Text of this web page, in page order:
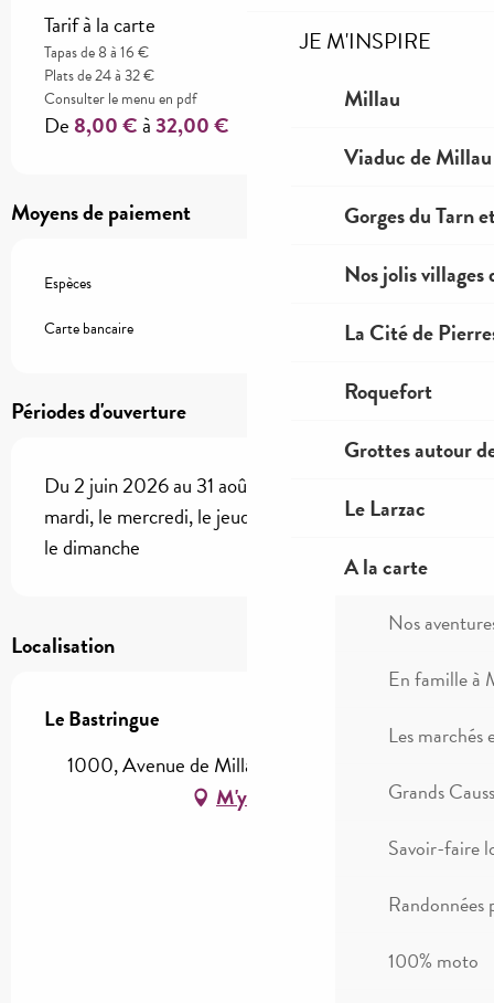
JE M'INSPIRE
Millau
Viaduc de Millau
Gorges du Tarn
Nos jolis villages
La Cité de
Roquefort
Grottes autour
Le Larzac
A la carte
Nos
En famille à
Les marchés
Grands
Savoir-faire
Randonnées
100% moto
Tarif à la carte
Tapas de 8 à 16 €
Plats de 24 à 32 €
Consulter le menu en pdf
De 8,00 €à32,00 €
Moyens de paiement
Espèces
Carte bancaire
Périodes d'ouverture
Du 2 juin 2026 au 31 août 2026 - Ouvert le
mardi, le mercredi, le jeudi, le vendredi, le samedi,
le dimanche
Localisation
Le Bastringue
1000, Avenue de Millau Plage, 12100 Millau
M'y rendre